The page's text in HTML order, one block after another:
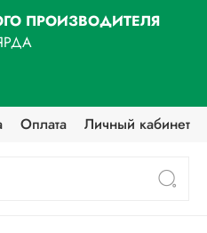
ПРОИЗВОДИТЕЛЯ
Оплата Личный кабинет